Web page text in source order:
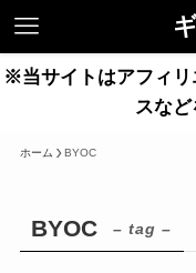
※当サイトはアフィリ
スなど
ホーム BYOC
BYOC – tag –